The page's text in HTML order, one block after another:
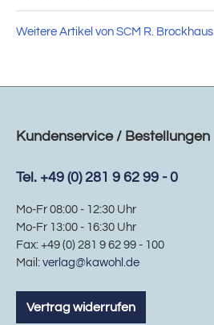
Weitere Artikel von SCM R. Brockhaus
Kundenservice / Bestellungen
Tel. +49 (0) 281 9 62 99 - 0
Mo-Fr 08:00 - 12:30 Uhr
Mo-Fr 13:00 - 16:30 Uhr
Fax: +49 (0) 281 9 62 99 - 100
Mail: verlag@kawohl.de
Vertrag widerrufen